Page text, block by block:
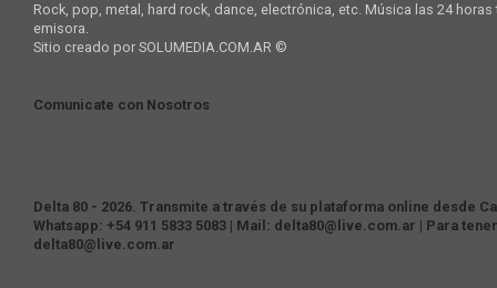
Rock, pop, metal, hard rock, dance, electrónica, etc. Música las 24
emisora.
Sitio creado por SOLUMEDIA.COM.AR ©
Comunicate con Nosotros
Delta 80 - 2026. Transmite a través de su plataforma online desde
Whatsapp: +54 911 5833 5083 | Mail: delta80@live.com.ar | Para
delta80@live.com.ar